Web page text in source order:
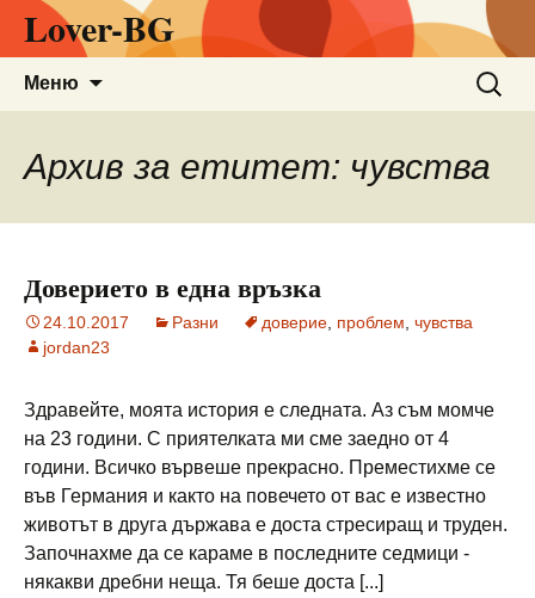
Lover-BG
Меню
за:
Архив за етитет: чувства
Доверието в една връзка
24.10.2017 Разни доверие проблем чувства
jordan23
Здравейте, моята история е следната. Аз съм момче
на 23 години. С приятелката ми сме заедно от 4
години. Всичко вървеше прекрасно. Преместихме се
във Германия и както на повечето от вас е известно
животът в друга държава е доста стресиращ и труден.
Започнахме да се караме в последните седмици -
някакви дребни неща. Тя беше доста [...]